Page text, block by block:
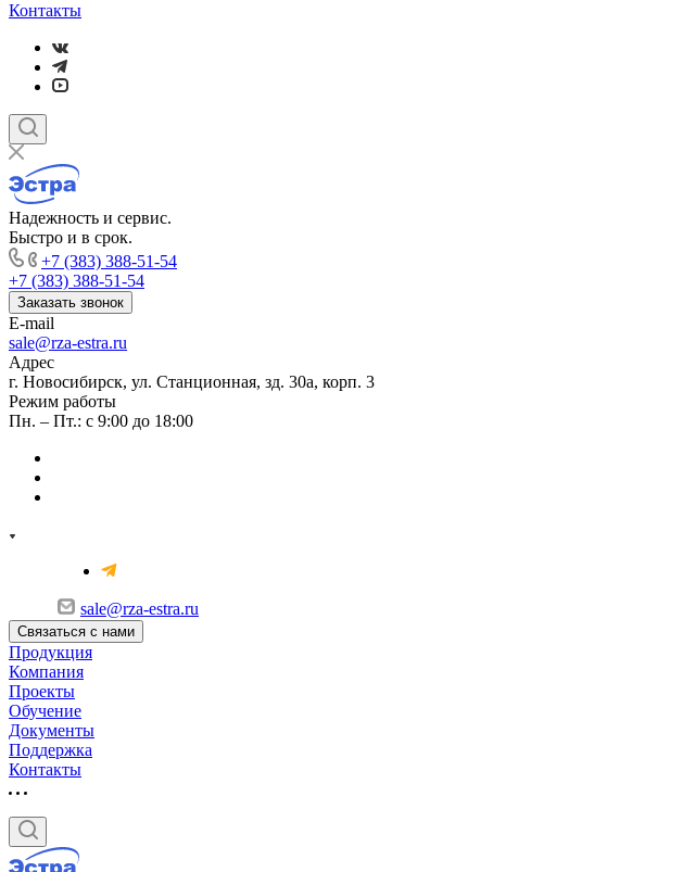
Контакты
Надежность и сервис.
Быстро и в срок.
+7 (383) 388-51-54
+7 (383) 388-51-54
Заказать звонок
E-mail
sale@rza-estra.ru
Адрес
г. Новосибирск, ул. Станционная, зд. 30а, корп. 3
Режим работы
Пн. – Пт.: с 9:00 до 18:00
sale@rza-estra.ru
Связаться с нами
Продукция
Компания
Проекты
Обучение
Документы
Поддержка
Контакты